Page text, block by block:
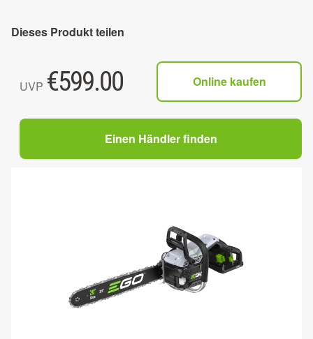
Dieses Produkt teilen
UVP €599.00 Online kaufen
Einen Händler finden